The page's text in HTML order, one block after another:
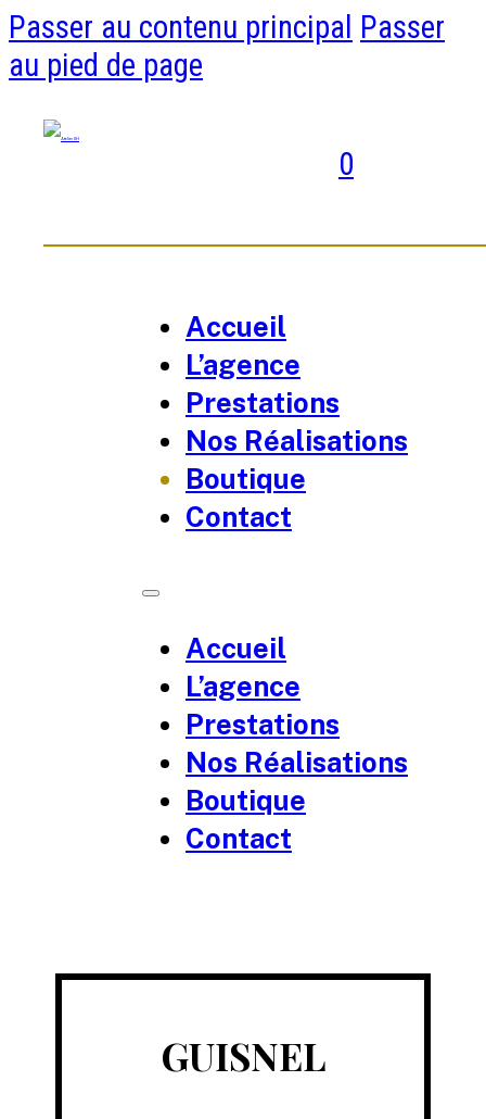
Passer au contenu principal Passer
au pied de page
0
Accueil
L’agence
Prestations
Nos Réalisations
Boutique
Contact
Accueil
L’agence
Prestations
Nos Réalisations
Boutique
Contact
GUISNEL